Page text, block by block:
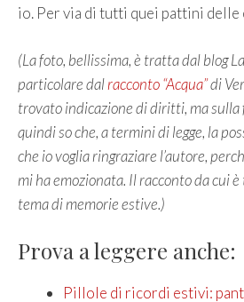
io. Per via di tutti quei pattini delle
(La foto, bellissima, è tratta dal blog
particolare dalracconto “Acqua”di
trovato indicazione di diritti, ma sulla
quindi so che, a termini di legge, la
che io voglia ringraziare l’autore,
mi ha emozionata. Il racconto da cui
tema di memorie estive.)
Prova a leggere anche:
Pillole di ricordi estivi: